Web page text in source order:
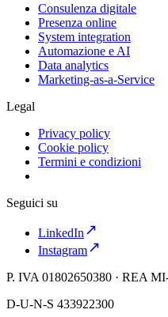
Consulenza digitale
Presenza online
System integration
Automazione e AI
Data analytics
Marketing-as-a-Service
Legal
Privacy policy
Cookie policy
Termini e condizioni
Seguici su
LinkedIn
Instagram
P. IVA 01802650380 · REA
D-U-N-S 433922300